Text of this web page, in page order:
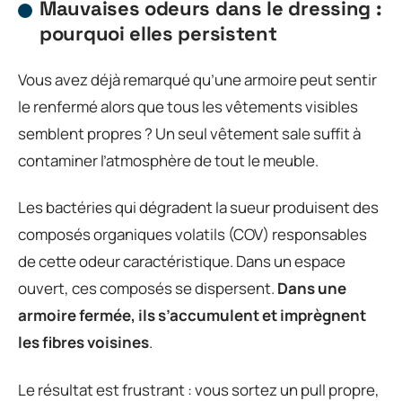
Mauvaises odeurs dans le dressing :
pourquoi elles persistent
Vous avez déjà remarqué qu’une armoire peut sentir
le renfermé alors que tous les vêtements visibles
semblent propres ? Un seul vêtement sale suffit à
contaminer l’atmosphère de tout le meuble.
Les bactéries qui dégradent la sueur produisent des
composés organiques volatils (COV) responsables
de cette odeur caractéristique. Dans un espace
ouvert, ces composés se dispersent. Dans une
armoire fermée, ils s’accumulent et imprègnent
les fibres voisines.
Le résultat est frustrant : vous sortez un pull propre,